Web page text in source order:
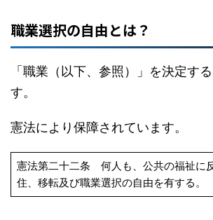
職業選択の自由とは？
「職業（以下、参照）」を決定す
す。
憲法により保障されています。
憲法第二十二条 何人も、公共の福祉に
住、移転及び職業選択の自由を有する。